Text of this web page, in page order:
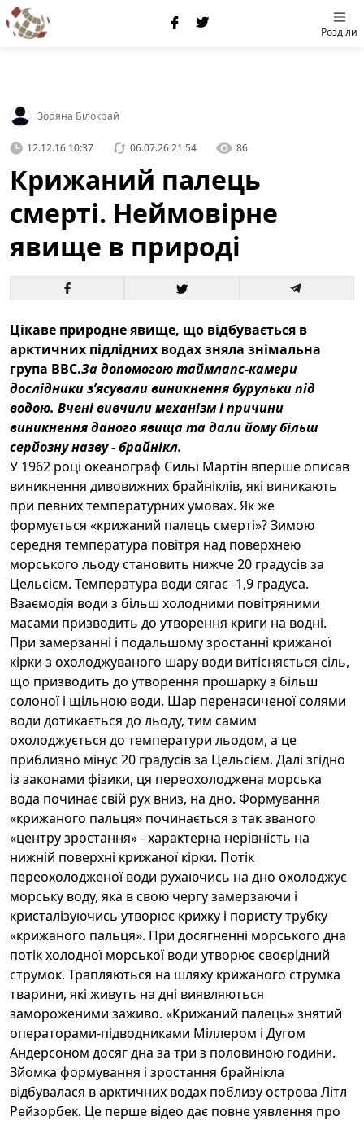
Розділи
Зоряна Білокрай
12.12.16 10:37 06.07.26 21:54 86
Крижаний палець
смерті. Неймовірне
явище в природі
Цікаве природне явище, що відбувається в
арктичних підлідних водах зняла знімальна
група BBC.За допомогою таймлапс-камери
дослідники з’ясували виникнення бурульки під
водою. Вчені вивчили механізм і причини
виникнення даного явища та дали йому більш
серйозну назву - брайнікл.
У 1962 році океанограф Сильї Мартін вперше описав
виникнення дивовижних брайніклів, які виникають
при певних температурних умовах. Як же
формується «крижаний палець смерті»? Зимою
середня температура повітря над поверхнею
морського льоду становить нижче 20 градусів за
Цельсієм. Температура води сягає -1,9 градуса.
Взаємодія води з більш холодними повітряними
масами призводить до утворення криги на водні.
При замерзанні і подальшому зростанні крижаної
кірки з охолоджуваного шару води витісняється сіль,
що призводить до утворення прошарку з більш
солоної і щільною води. Шар перенасиченої солями
води дотикається до льоду, тим самим
охолоджується до температури льодом, а це
приблизно мінус 20 градусів за Цельсієм. Далі згідно
із законами фізики, ця переохолоджена морська
вода починає свій рух вниз, на дно. Формування
«крижаного пальця» починається з так званого
«центру зростання» - характерна нерівність на
нижній поверхні крижаної кірки. Потік
переохолодженої води рухаючись на дно охолоджує
морську воду, яка в свою чергу замерзаючи і
кристалізуючись утворює крихку і пористу трубку
«крижаного пальця». При досягненні морського дна
потік холодної морської води утворює своєрідний
струмок. Трапляються на шляху крижаного струмка
тварини, які живуть на дні виявляються
замороженими заживо. «Крижаний палець» знятий
операторами-підводниками Міллером і Дугом
Андерсоном досяг дна за три з половиною години.
Зйомка формування і зростання брайнікла
відбувалася в арктичних водах поблизу острова Літл
Рейзорбек. Це перше відео дає повне уявлення про